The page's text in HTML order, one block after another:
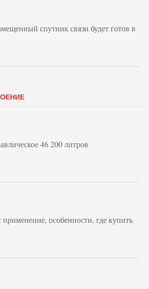
спутник связи будет готов в
46 200 литров
особенности, где купить